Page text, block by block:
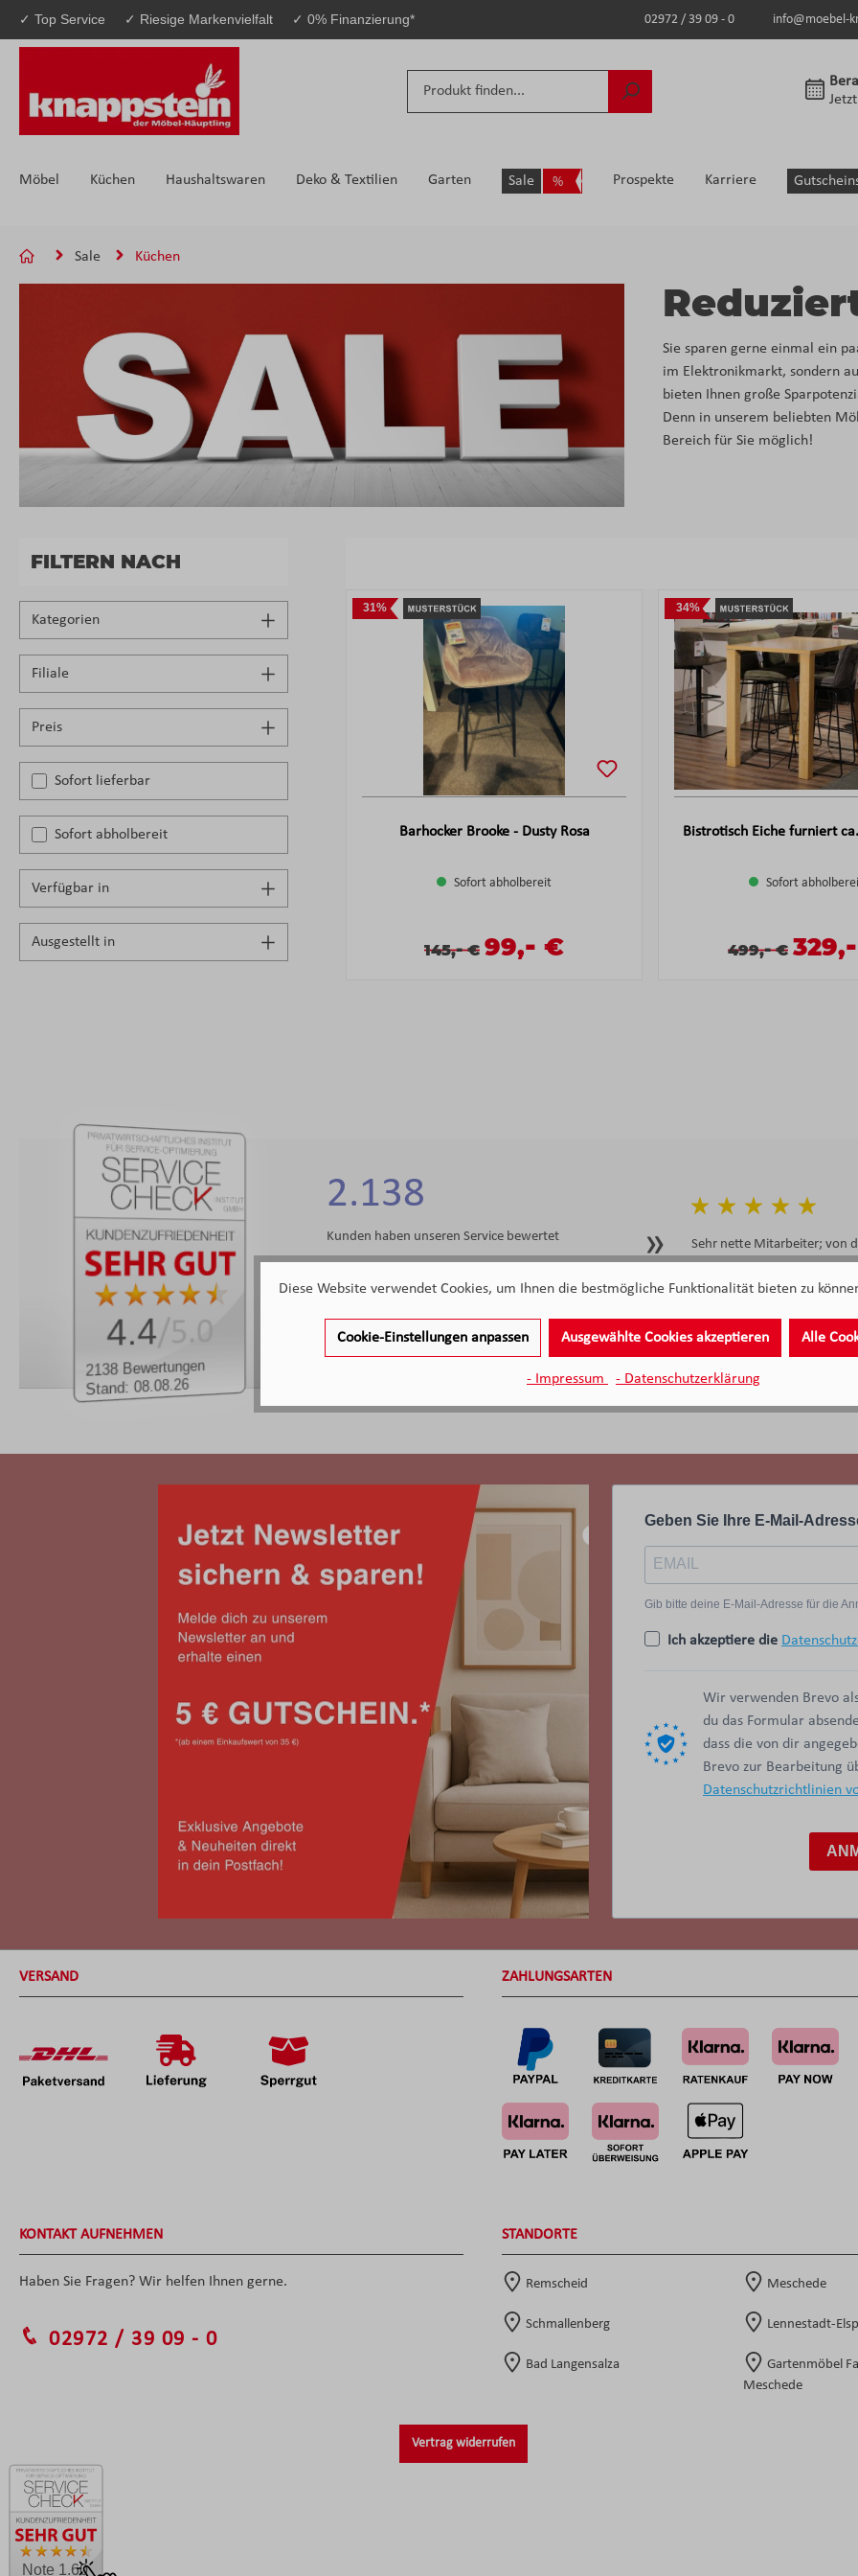
Hauptinhalt springen
Zur Suche springen
Zur Hauptnavigation springen
✓ Top Service ✓ Riesige Markenvielfalt ✓ 0% Finanzierung* 02972 / 39 09 - 0 info@moebel-
Möbel Küchen Haushaltswaren Deko & Textilien Garten Sale Prospekte Karriere
Sale Küchen
Sie sparen gerne einmal ein
im Elektronikmarkt, sondern
bieten Ihnen große
Denn in unserem beliebten
Bereich für Sie möglich!
FILTERN NACH
Kategorien
Filiale
Preis
Sofort lieferbar
Sofort abholbereit
Verfügbar in
Ausgestellt in
31%
Barhocker Brooke - Dusty Rosa
Sofort abholbereit
Verkaufspreis:
Regulärer Preis:
145,-€ Verkaufspreis:
99,- €
34%
Bistrotisch Eiche furniert
Sofort
Verkaufspreis:
Regulärer Preis:
499,-€ 329,-
2138 Bewertungen
Stand: 08.08.26
4.4/5.0
2.138
Kunden haben unseren Service bewertet
4.4
Sehr nette Mitarbeiter; von
Note 1.60
Geben Sie Ihre E-Mail-
Gib bitte deine E-Mail-Adresse für die
Ich akzeptiere die
Wir verwenden Brevo
du das Formular
dass die von dir
Brevo zur Bearbeitung
Datenschutzrichtlinien
VERSAND ZAHLUNGSARTEN
KONTAKT AUFNEHMEN
Haben Sie Fragen? Wir helfen Ihnen gerne.
02972 / 39 09 - 0
Vertrag widerrufen
STANDORTE
Remscheid Meschede
Schmallenberg Lennestadt-
Bad Langensalza
Gartenmöbel
Meschede
Diese Website verwendet Cookies, um Ihnen die bestmögliche Funktionalität bieten zu
Cookie-Einstellungen anpassen Ausgewählte Cookies akzeptieren Alle
- Impressum - Datenschutzerklärung